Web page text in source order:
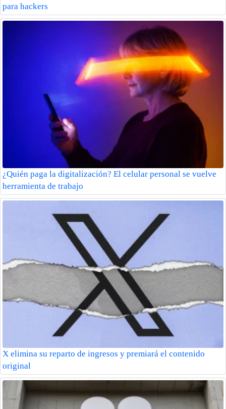
para hackers
¿Quién paga la digitalización? El celular personal se vuelve
herramienta de trabajo
X elimina su reparto de ingresos y premiará el contenido
original